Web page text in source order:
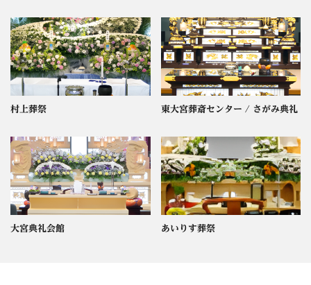
村上葬祭 東大宮葬斎センター / さがみ典礼
大宮典礼会館 あいりす葬祭